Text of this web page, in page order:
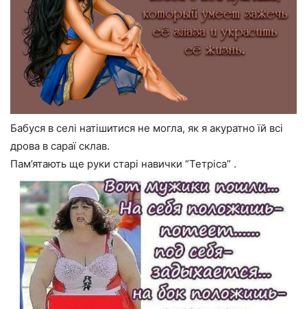
Бабуся в селі натішитися не могла, як я акуратно їй всі
дрова в сараї склав.
Пам’ятають ще руки старі навички “Тетріса” .